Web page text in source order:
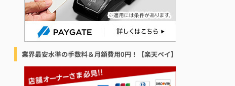
業界最安水準の手数料＆月額費用0円！【楽天ペイ】